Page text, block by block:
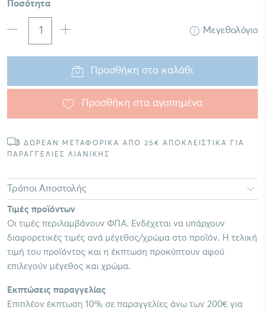
Ποσότητα
Μεγεθολόγιο
Προσθήκη στο καλάθι
Προσθήκη στα αγαπημένα
ΔΩΡΕΑΝ ΜΕΤΑΦΟΡΙΚΑ ΑΠΟ 25€ ΑΠΟΚΛΕΙΣΤΙΚΑ ΓΙΑ
ΠΑΡΑΓΓΕΛΙΕΣ ΛΙΑΝΙΚΗΣ
Τρόποι Αποστολής
Τιμές προϊόντων
Οι τιμές περιλαμβάνουν ΦΠΑ. Ενδέχεται να υπάρχουν
διαφορετικές τιμές ανά μέγεθος/χρώμα στο προϊόν. Η τελική
τιμή του προϊόντος και η έκπτωση προκύπτουν αφού
επιλεγούν μέγεθος και χρώμα.
Εκπτώσεις παραγγελίας
Επιπλέον έκπτωση 10% σε παραγγελίες άνω των 200€ για